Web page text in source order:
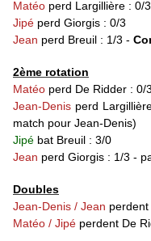
Matéo perd Largillière : 0/3
Jipé perd Giorgis : 0/3
Jean perd Breuil : 1/3 -
2ème rotation
Matéo perd De Ridder : 0/3
Jean-Denis perd
match pour Jean-Denis)
Jipé bat Breuil : 3/0
Jean perd Giorgis : 1/3 -
Doubles
Jean-Denis / Jean
Matéo / Jipé perdent De